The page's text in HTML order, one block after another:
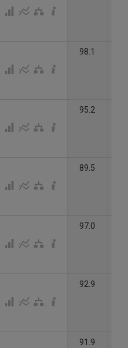
98.1
95.2
89.5
97.0
92.9
91.9